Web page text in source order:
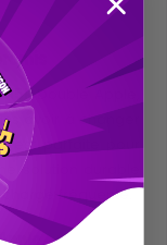
15kDouble Apple,
avoir à changer
est parfaite pour
solution durable
fréquente.